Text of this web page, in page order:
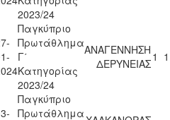
2023/24
Παγκύπριο
Πρωτάθλημα
Γ΄
Κατηγορίας
2023/24
ΑΝΑΓΕΝΝΗΣΗ
ΔΕΡΥΝΕΙΑΣ1 1
Παγκύπριο
Πρωτάθλημα